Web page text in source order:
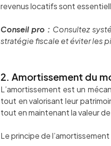
revenus locatifs sont
Conseil pro : Consultez
stratégie fiscale et éviter les
2. Amortissement du
L’amortissement est un
tout en valorisant leur
tout en maintenant la valeur
Le principe de